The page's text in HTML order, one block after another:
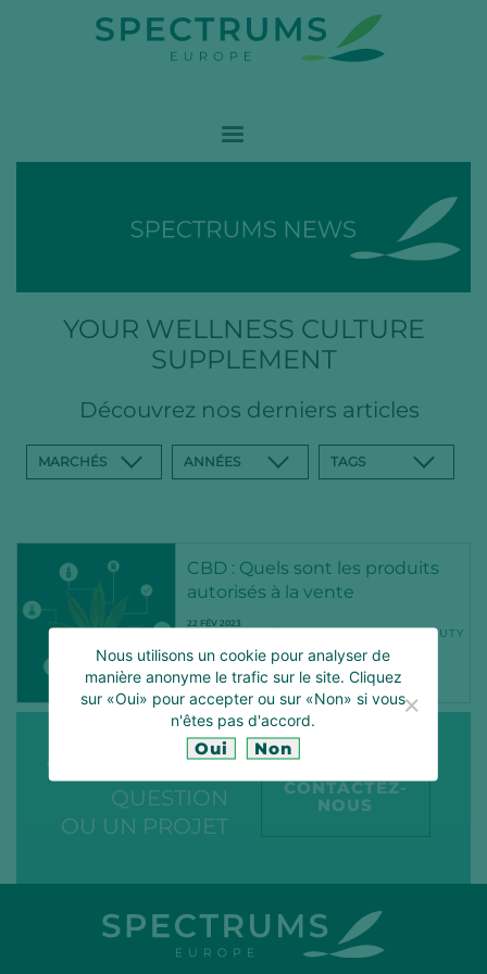
YOUR WELLNESS CULTURE
SUPPLEMENT
Découvrez nos derniers articles
MARCHÉS ANNÉES TAGS
CBD : Quels sont les produits
autorisés à la vente
22 FÉV 2023
CANNABINOÏDS CBD
CLEANBEAUTY
COMPLÉMENTSALIMENTAIRES
COSMETICS
COSMETIQUE
FEED
FOOD HEALTH
NEWS
VOUS AVEZ UNE
QUESTION
OU UN PROJET
CONTACTEZ-
NOUS
Nous utilisons un cookie pour analyser de
manière anonyme le trafic sur le site. Cliquez
sur «Oui» pour accepter ou sur «Non» si vous
n'êtes pas d'accord.
Oui Non